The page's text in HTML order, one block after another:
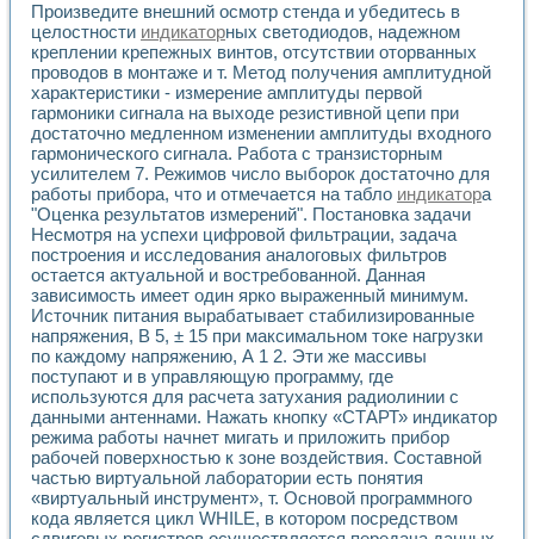
Система управления асинхронным тиристорным
Лазерный профилометр
Применение средств NATIONAL INSTRUMENTS для
Разработка автоматизированного стенда для
Автоматизированный стенд рентгеновской диагностики
Высокочувствительные оптоэлектронные
Установка для измерения диэлектрических свойств
Исследование кинетики зарождения и развития
Лабораторный электрический импедансный томограф на
Микрозондовая система для характеризации
Метод траекторий в исследовании
Промышленная автоматизация
Автоматизация технологических процессов получения
Использование систем технического зрения для контроля
Исследование электромагнитных переходных процессов
Применение LabVIEW при разработке обучающих
Разработка виртуальных тренажеров путем
Система блокировок, сигнализации и защиты ускорителя
Система сбора данных и управления процессом
Управление температурой газовой среды специальной
Разработка программного обеспечения с
Использование технологий NATIONAL INSTRUMENTS
Оборудование для промышленной термотрансферной
Автоматизация реометрических исследований на базе
Произведите внешний осмотр стенда и убедитесь в
целостности индикаторных светодиодов, надежном
креплении крепежных винтов, отсутствии оторванных
проводов в монтаже и т. Метод получения амплитудной
характеристики - измерение амплитуды первой
гармоники сигнала на выходе резистивной цепи при
достаточно медленном изменении амплитуды входного
гармонического сигнала. Работа с транзисторным
усилителем 7. Режимов число выборок достаточно для
работы прибора, что и отмечается на табло индикатора
"Оценка результатов измерений". Постановка задачи
Несмотря на успехи цифровой фильтрации, задача
построения и исследования аналоговых фильтров
остается актуальной и востребованной. Данная
зависимость имеет один ярко выраженный минимум.
Источник питания вырабатывает стабилизированные
напряжения, В 5, ± 15 при максимальном токе нагрузки
по каждому напряжению, А 1 2. Эти же массивы
поступают и в управляющую программу, где
используются для расчета затухания радиолинии с
данными антеннами. Нажать кнопку «СТАРТ» индикатор
режима работы начнет мигать и приложить прибор
рабочей поверхностью к зоне воздействия. Составной
частью виртуальной лаборатории есть понятия
«виртуальный инструмент», т. Основой программного
кода является цикл WHILE, в котором посредством